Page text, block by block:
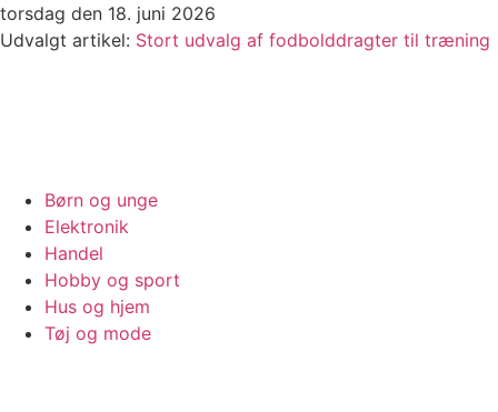
Videre
til
torsdag den 18. juni 2026
Udvalgt artikel: Stort udvalg af fodbolddragter til træning
Børn og unge
Elektronik
Handel
Hobby og sport
Hus og hjem
Tøj og mode